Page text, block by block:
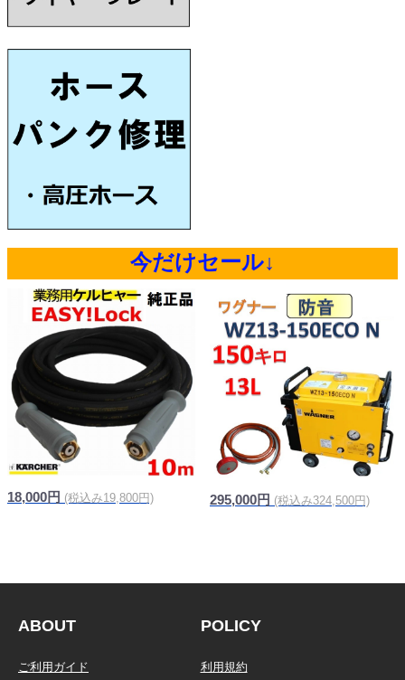
今だけセール↓
18,000円 (税込み19,800円) 295,000円 (税込み324,500円)
ABOUT
ご利用ガイド
POLICY
利用規約